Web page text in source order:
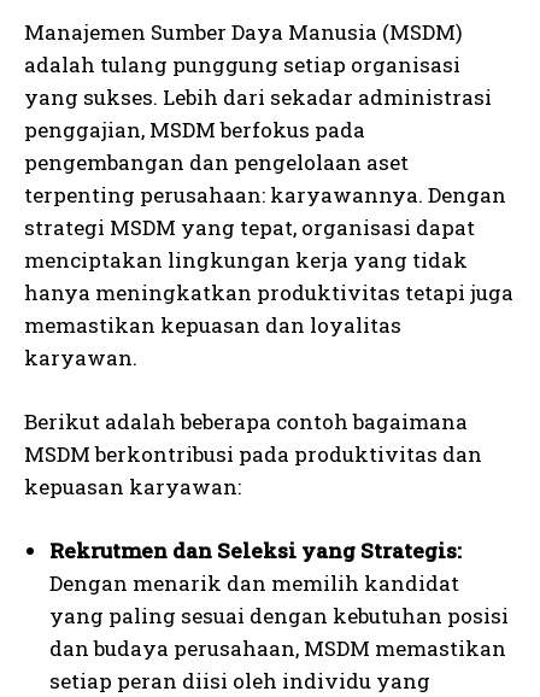
Manajemen Sumber Daya Manusia (MSDM)
adalah tulang punggung setiap organisasi
yang sukses. Lebih dari sekadar administrasi
penggajian, MSDM berfokus pada
pengembangan dan pengelolaan aset
terpenting perusahaan: karyawannya. Dengan
strategi MSDM yang tepat, organisasi dapat
menciptakan lingkungan kerja yang tidak
hanya meningkatkan produktivitas tetapi juga
memastikan kepuasan dan loyalitas
karyawan.
Berikut adalah beberapa contoh bagaimana
MSDM berkontribusi pada produktivitas dan
kepuasan karyawan:
Rekrutmen dan Seleksi yang Strategis:
Dengan menarik dan memilih kandidat
yang paling sesuai dengan kebutuhan posisi
dan budaya perusahaan, MSDM memastikan
setiap peran diisi oleh individu yang